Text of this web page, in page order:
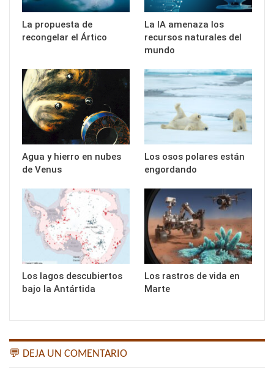
La propuesta de
recongelar el Ártico
La IA amenaza los
recursos naturales del
mundo
Agua y hierro en nubes
de Venus
Los osos polares están
engordando
Los lagos descubiertos
bajo la Antártida
Los rastros de vida en
Marte
💬 DEJA UN COMENTARIO